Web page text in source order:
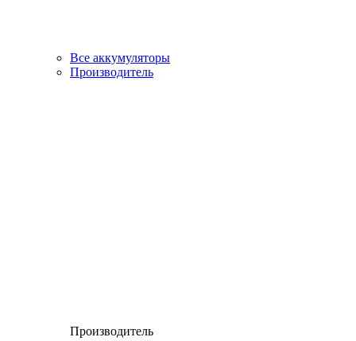
Все аккумуляторы
Производитель
Производитель